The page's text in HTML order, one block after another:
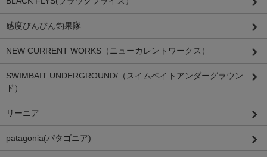
感度びんびん釣果隊
NEW CURRENT WORKS（ニューカレントワークス）
SWIMBAIT UNDERGROUND/（スイムベイトアンダーグラウン
ド）
リーニア
patagonia(パタゴニア)